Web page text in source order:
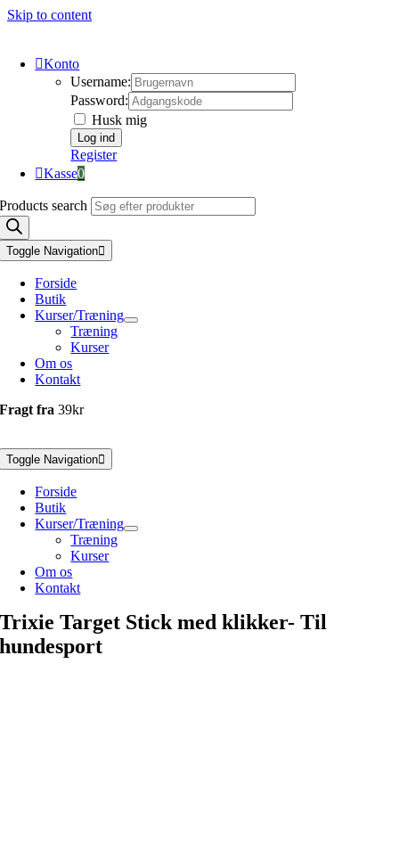
Skip to content
Konto
Username:
Password:
Husk mig
Register
Kasse0
Products search
Toggle Navigation
Forside
Butik
Kurser/Træning
Træning
Kurser
Om os
Kontakt
Fragt fra39kr
Toggle Navigation
Forside
Butik
Kurser/Træning
Træning
Kurser
Om os
Kontakt
Trixie Target Stick med klikker- Til
hundesport